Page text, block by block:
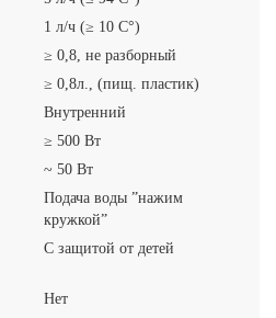
1 л/ч (≥ 10 C°)
≥ 0,8, не разборный
≥ 0,8л., (пищ. пластик)
Внутренний
≥ 500 Вт
~ 50 Вт
Подача воды ”нажим
кружкой”
С защитой от детей
Нет